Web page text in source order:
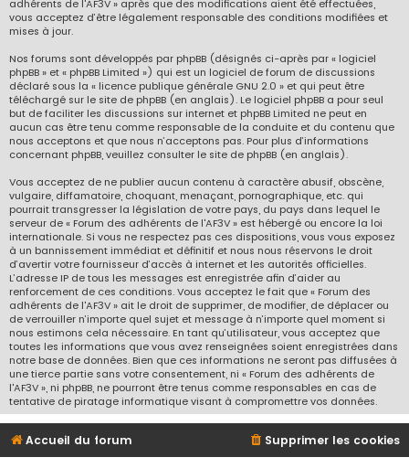
adhérents de l'AF3V » après que des modifications aient été effectuées,
vous acceptez d’être légalement responsable des conditions modifiées et
mises à jour.
Nos forums sont développés par phpBB (désignés ci-après par « logiciel
phpBB » et « phpBB Limited ») qui est un logiciel de forum de discussions
déclaré sous la « licence publique générale GNU 2.0 » et qui peut être
téléchargé sur le site de phpBB (en anglais). Le logiciel phpBB a pour seul
but de faciliter les discussions sur internet et phpBB Limited ne peut en
aucun cas être tenu comme responsable de la conduite et du contenu que
nous acceptons et que nous n’acceptons pas. Pour plus d’informations
concernant phpBB, veuillez consulter le site de phpBB (en anglais).
Vous acceptez de ne publier aucun contenu à caractère abusif, obscène,
vulgaire, diffamatoire, choquant, menaçant, pornographique, etc. qui
pourrait transgresser la législation de votre pays, du pays dans lequel le
serveur de « Forum des adhérents de l'AF3V » est hébergé ou encore la loi
internationale. Si vous ne respectez pas ces dispositions, vous vous exposez
à un bannissement immédiat et définitif et nous nous réservons le droit
d’avertir votre fournisseur d’accès à internet et les autorités officielles.
L’adresse IP de tous les messages est enregistrée afin d’aider au
renforcement de ces conditions. Vous acceptez le fait que « Forum des
adhérents de l'AF3V » ait le droit de supprimer, de modifier, de déplacer ou
de verrouiller n’importe quel sujet et message à n’importe quel moment si
nous estimons cela nécessaire. En tant qu’utilisateur, vous acceptez que
toutes les informations que vous avez renseignées soient enregistrées dans
notre base de données. Bien que ces informations ne seront pas diffusées à
une tierce partie sans votre consentement, ni « Forum des adhérents de
l'AF3V », ni phpBB, ne pourront être tenus comme responsables en cas de
tentative de piratage informatique visant à compromettre vos données.
Accueil du forum Supprimer les cookies